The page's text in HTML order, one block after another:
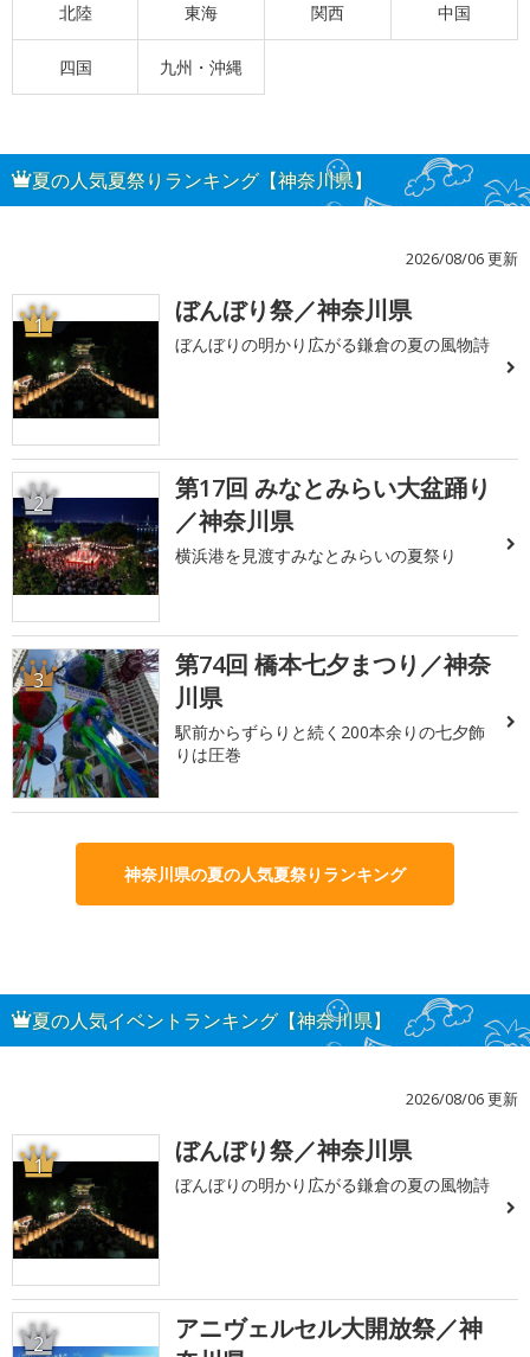
北陸 東海 関西 中国
四国 九州・沖縄
夏の人気夏祭りランキング【神奈川県】
2026/08/06 更新
1 ぼんぼり祭／神奈川県
ぼんぼりの明かり広がる鎌倉の夏の風物詩
2
第17回 みなとみらい大盆踊り
／神奈川県
横浜港を見渡すみなとみらいの夏祭り
3
第74回 橋本七夕まつり／神奈
川県
駅前からずらりと続く200本余りの七夕飾
りは圧巻
神奈川県の夏の人気夏祭りランキング
夏の人気イベントランキング【神奈川県】
2026/08/06 更新
1 ぼんぼり祭／神奈川県
ぼんぼりの明かり広がる鎌倉の夏の風物詩
2
アニヴェルセル大開放祭／神